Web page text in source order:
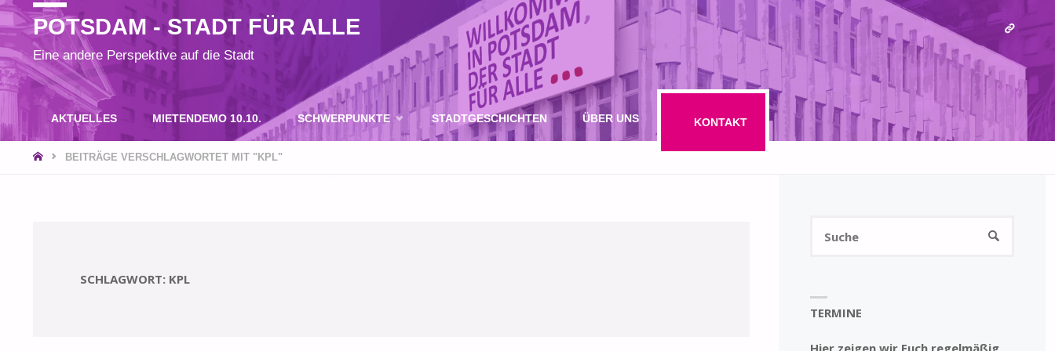
POTSDAM - STADT FÜR ALLE
Eine andere Perspektive auf die Stadt
AKTUELLES MIETENDEMO 10.10. SCHWERPUNKTE STADTGESCHICHTEN ÜBER UNS KONTAKT
STARTBEITRÄGE VERSCHLAGWORTET MIT "KPL"
SCHLAGWORT: KPL
SUCHE
TERMINE